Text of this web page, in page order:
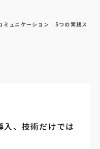
ミュニケーション｜5つの実践ス
、技術だけでは